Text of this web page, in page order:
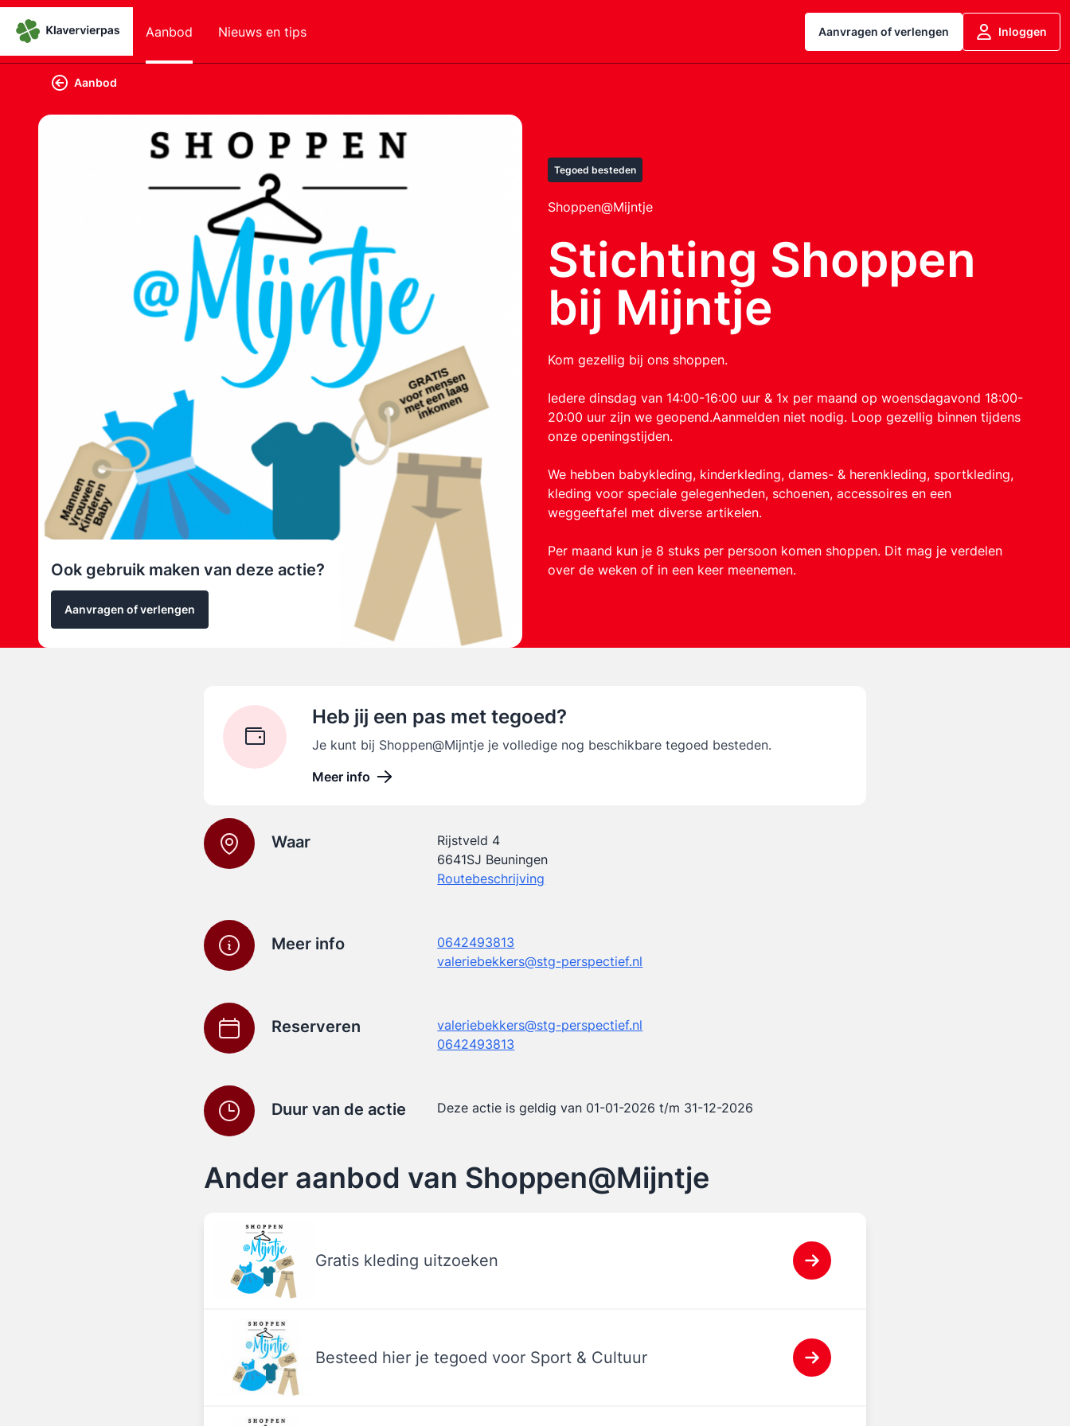
Aanbod Nieuws en tips Aanvragen of verlengen Inloggen
Aanbod
Tegoed besteden
Shoppen@Mijntje
Stichting Shoppen
bij Mijntje
Kom gezellig bij ons shoppen.
Iedere dinsdag van 14:00-16:00 uur & 1x per maand op woensdagavond 18:00-
20:00 uur zijn we geopend.Aanmelden niet nodig. Loop gezellig binnen tijdens
onze openingstijden.
We hebben babykleding, kinderkleding, dames- & herenkleding, sportkleding,
kleding voor speciale gelegenheden, schoenen, accessoires en een
weggeeftafel met diverse artikelen.
Per maand kun je 8 stuks per persoon komen shoppen. Dit mag je verdelen
over de weken of in een keer meenemen.
Ook gebruik maken van deze actie?
Aanvragen of verlengen
Heb jij een pas met tegoed?
Je kunt bij Shoppen@Mijntje je volledige nog beschikbare tegoed besteden.
Meer info
Waar
Rijstveld 4
6641SJ Beuningen
Routebeschrijving
Meer info
0642493813
valeriebekkers@stg-perspectief.nl
Reserveren
valeriebekkers@stg-perspectief.nl
0642493813
Duur van de actie Deze actie is geldig van 01-01-2026 t/m 31-12-2026
Ander aanbod van Shoppen@Mijntje
Gratis kleding uitzoeken
Besteed hier je tegoed voor Sport & Cultuur